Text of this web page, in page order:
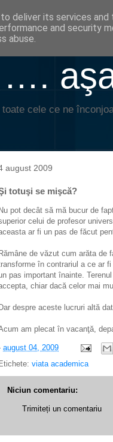
cele ce ne
august 2009
totuşi se mişcă?
Nu pot decât să mă bucur de
celui de profesor
ar fi un pas de făcut
Rămâne de văzut cum arăta
în contrariul a ce ar
pas important înainte.
chiar dacă celor mai
Dar despre aceste lucruri altă
am plecat în vacanţă,
august 04, 2009
Etichete: viata academica
Niciun comentariu:
Trimiteți un comentariu
deliver its services
and security
abuse.